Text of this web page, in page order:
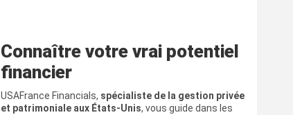
Connaître votre vrai potentiel
financier
USAFrance Financials, spécialiste de la gestion privée
et patrimoniale aux États-Unis, vous guide dans les